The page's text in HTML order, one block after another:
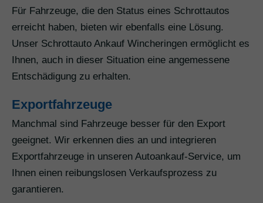
Für Fahrzeuge, die den Status eines Schrottautos
erreicht haben, bieten wir ebenfalls eine Lösung.
Unser Schrottauto Ankauf Wincheringen ermöglicht es
Ihnen, auch in dieser Situation eine angemessene
Entschädigung zu erhalten.
Exportfahrzeuge
Manchmal sind Fahrzeuge besser für den Export
geeignet. Wir erkennen dies an und integrieren
Exportfahrzeuge in unseren Autoankauf-Service, um
Ihnen einen reibungslosen Verkaufsprozess zu
garantieren.